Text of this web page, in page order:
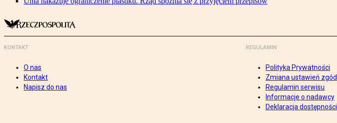
KONTAKT
O nas
Kontakt
Napisz do nas
REGULAMIN
Polityka Prywatności
Zmiana ustawień zgód
Regulamin serwisu
Informacje o nadawcy
Deklaracja dostępności